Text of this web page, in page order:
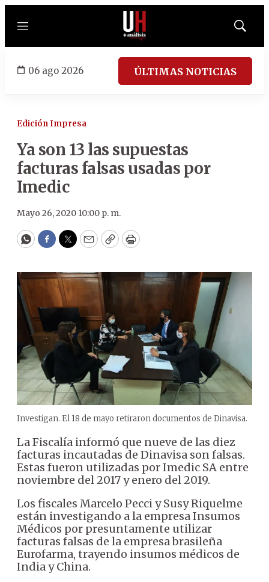
Menú
Mostrar
06 ago 2026 ÚLTIMAS NOTICIAS
Edición Impresa
Ya son 13 las supuestas
facturas falsas usadas por
Imedic
Mayo 26, 2020 10:00 p. m.
WhatsApp
Facebook
Twitter
EmailCopyPrint
Investigan. El 18 de mayo retiraron documentos de Dinavisa.
La Fiscalía informó que nueve de las diez
facturas incautadas de Dinavisa son falsas.
Estas fueron utilizadas por Imedic SA entre
noviembre del 2017 y enero del 2019.
Los fiscales Marcelo Pecci y Susy Riquelme
están investigando a la empresa Insumos
Médicos por presuntamente utilizar
facturas falsas de la empresa brasileña
Eurofarma, trayendo insumos médicos de
India y China.